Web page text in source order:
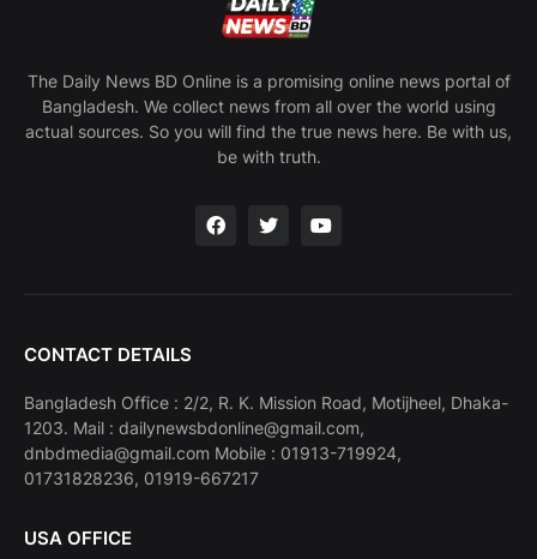
The Daily News BD Online is a promising online news portal of
Bangladesh. We collect news from all over the world using
actual sources. So you will find the true news here. Be with us,
be with truth.
CONTACT DETAILS
Bangladesh Office : 2/2, R. K. Mission Road, Motijheel, Dhaka-
1203. Mail : dailynewsbdonline@gmail.com,
dnbdmedia@gmail.com Mobile : 01913-719924,
01731828236, 01919-667217
USA OFFICE